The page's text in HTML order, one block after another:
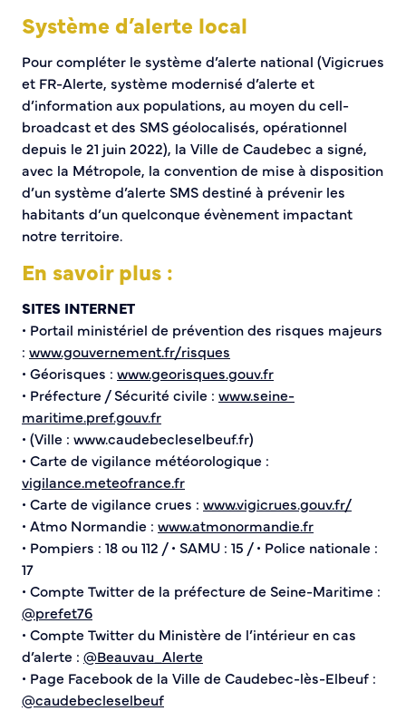
Système d’alerte local
Pour compléter le système d’alerte national (Vigicrues
et FR-Alerte, système modernisé d’alerte et
d’information aux populations, au moyen du cell-
broadcast et des SMS géolocalisés, opérationnel
depuis le 21 juin 2022), la Ville de Caudebec a signé,
avec la Métropole, la convention de mise à disposition
d’un système d’alerte SMS destiné à prévenir les
habitants d’un quelconque évènement impactant
notre territoire.
En savoir plus :
SITES INTERNET
• Portail ministériel de prévention des risques majeurs
: www.gouvernement.fr/risques
• Géorisques : www.georisques.gouv.fr
• Préfecture / Sécurité civile : www.seine-
maritime.pref.gouv.fr
• (Ville : www.caudebecleselbeuf.fr)
• Carte de vigilance météorologique :
vigilance.meteofrance.fr
• Carte de vigilance crues : www.vigicrues.gouv.fr/
• Atmo Normandie : www.atmonormandie.fr
• Pompiers : 18 ou 112 / • SAMU : 15 / • Police nationale :
17
• Compte Twitter de la préfecture de Seine-Maritime :
@prefet76
• Compte Twitter du Ministère de l’intérieur en cas
d’alerte : @Beauvau_Alerte
• Page Facebook de la Ville de Caudebec-lès-Elbeuf :
@caudebecleselbeuf